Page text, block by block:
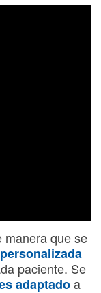
manera que se
paciente. Se
adaptadoa